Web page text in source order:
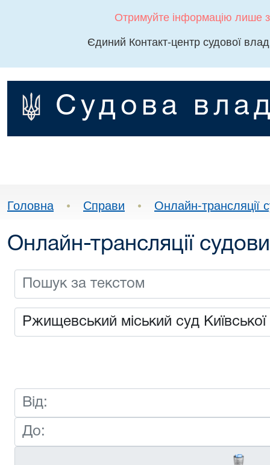
Отримуйте інформацію лише
Єдиний Контакт-центр судової
Судова
Головна • Справи • Онлайн-трансляції
Онлайн-трансляції